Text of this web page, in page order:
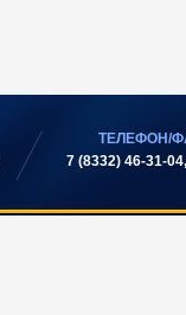
ТЕЛЕФОН/
7 (8332) 46-31-